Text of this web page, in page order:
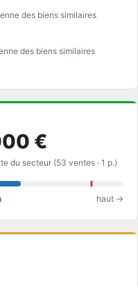
des biens similaires
des biens similaires
€
du secteur (53 ventes · 1 p.)
haut →